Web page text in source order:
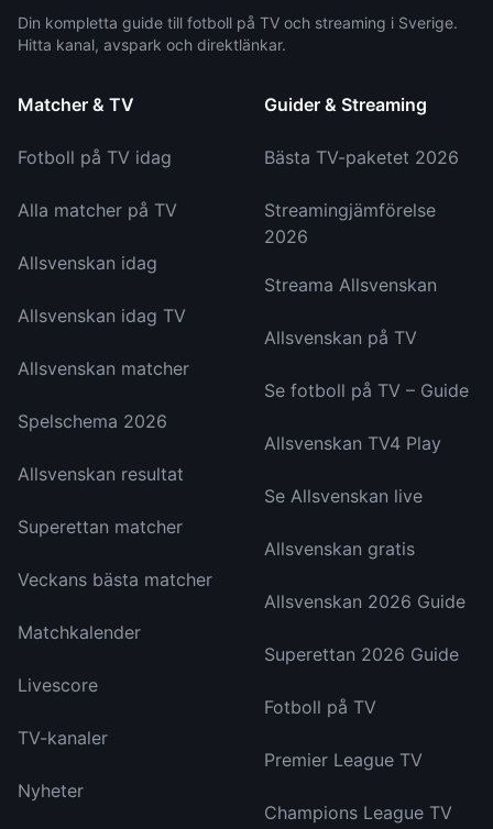
Din kompletta guide till fotboll på TV och streaming i Sverige.
Hitta kanal, avspark och direktlänkar.
Matcher & TV
Fotboll på TV idag
Alla matcher på TV
Allsvenskan idag
Allsvenskan idag TV
Allsvenskan matcher
Spelschema 2026
Allsvenskan resultat
Superettan matcher
Veckans bästa matcher
Matchkalender
Livescore
TV-kanaler
Nyheter
Guider & Streaming
Bästa TV-paketet 2026
Streamingjämförelse
2026
Streama Allsvenskan
Allsvenskan på TV
Se fotboll på TV – Guide
Allsvenskan TV4 Play
Se Allsvenskan live
Allsvenskan gratis
Allsvenskan 2026 Guide
Superettan 2026 Guide
Fotboll på TV
Premier League TV
Champions League TV